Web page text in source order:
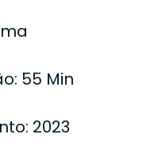
55 Min
2023